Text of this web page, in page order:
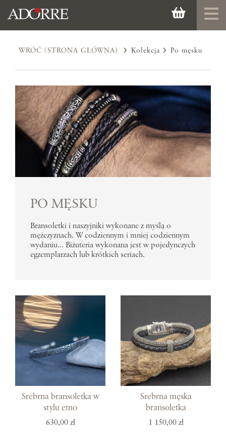
WRÓĆ (STRONA GŁÓWNA) Kolekcja Po męsku
PO MĘSKU
Bransoletki i naszyjniki wykonane z myślą o
mężczyznach. W codziennym i mniej codziennym
wydaniu... Biżuteria wykonana jest w pojedynczych
egzemplarzach lub krótkich seriach.
Srebrna bransoletka w
stylu etno
630,00 zł
Srebrna męska
bransoletka
1 150,00 zł